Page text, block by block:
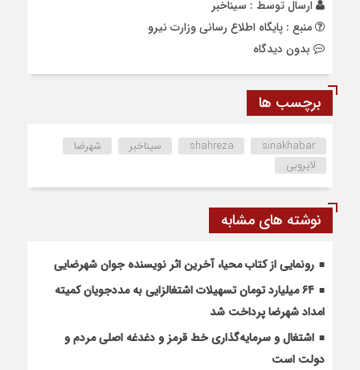
ارسال توسط : سیناخبر
منبع : پایگاه اطلاع رسانی وزارت نیرو
بدون دیدگاه
برچسب ها
shahreza sinakhabar سیناخبر
شهرضا
لایروبی
نوشته های مشابه
رونمایی از کتاب محیا، آخرین اثر نویسنده جوان شهرضایی
۶۴ میلیارد تومان تسهیلات اشتغالزایی به مددجویان کمیته
امداد شهرضا پرداخت شد
اشتغال و سرمایه‌گذاری خط قرمز و دغدغه اصلی مردم و
دولت است